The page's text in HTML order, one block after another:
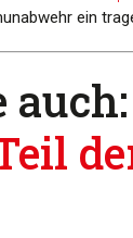
ein
auch: